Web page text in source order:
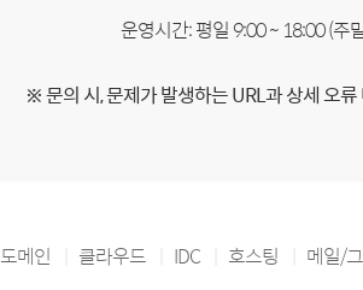
운영시간: 평일 9:00 ~ 18:00 (주
※ 문의 시, 문제가 발생하는 URL과 상세 오
도메인 클라우드 IDC 호스팅 메일/